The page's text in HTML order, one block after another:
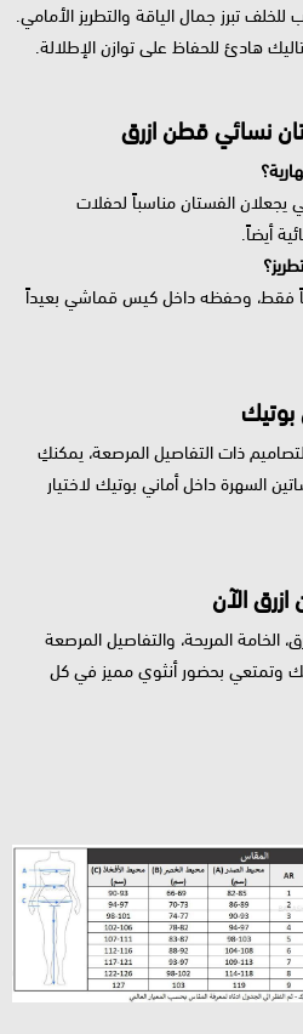
تبرز جمال الياقة والتطريز الأمامي.
هادئ للحفاظ على توازن الإطلالة.
نسائي قطن ازرق
يجعلان الفستان مناسباً لحفلات
أيضاً.
فقط، وحفظه داخل كيس قماشي بعيداً
بوتيك
ذات التفاصيل المرصعة، يمكنكِ
السهرة داخل أماني بوتيك لاختيار
الآن
الخامة المريحة، والتفاصيل المرصعة
وتمتعي بحضور أنثوي مميز في كل